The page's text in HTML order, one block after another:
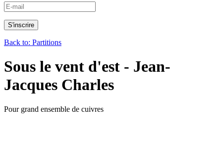
Back to: Partitions
Sous le vent d'est - Jean-
Jacques Charles
Pour grand ensemble de cuivres